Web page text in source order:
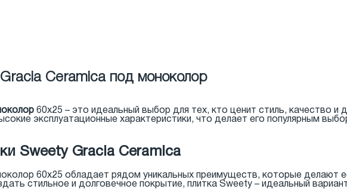
Ceramica под моноколор
60x25 – это идеальный выбор для тех, кто ценит стиль, качество и
эксплуатационные характеристики, что делает его популярным
Sweety Gracia Ceramica
60x25 обладает рядом уникальных преимуществ, которые делают
стильное и долговечное покрытие, плитка Sweety – идеальный